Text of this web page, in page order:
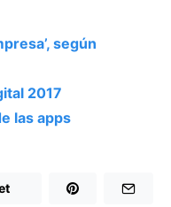
según
2017
las apps